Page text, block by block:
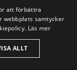
på sitt
kan variera
att förbättra
webbplats samtycker
Läs mer
ALLT